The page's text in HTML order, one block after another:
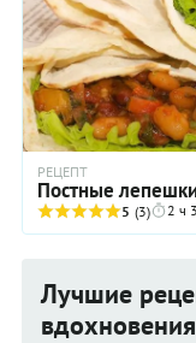
РЕЦЕПТ
Постные
5 (3) 2 ч
Лучшие